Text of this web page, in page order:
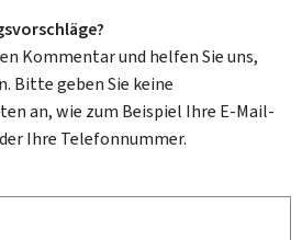
Kommentar und helfen Sie uns,
Bitte geben Sie keine
an, wie zum Beispiel Ihre E-Mail-
Ihre Telefonnummer.